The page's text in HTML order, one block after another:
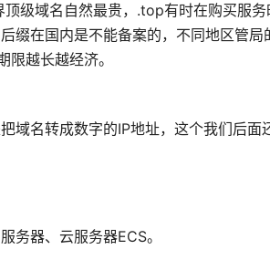
级域名自然最贵，.top有时在购买服
缀在国内是不能备案的，不同地区管
越长越经济。
名转成数字的IP地址，这个我们后面
务器、云服务器ECS。